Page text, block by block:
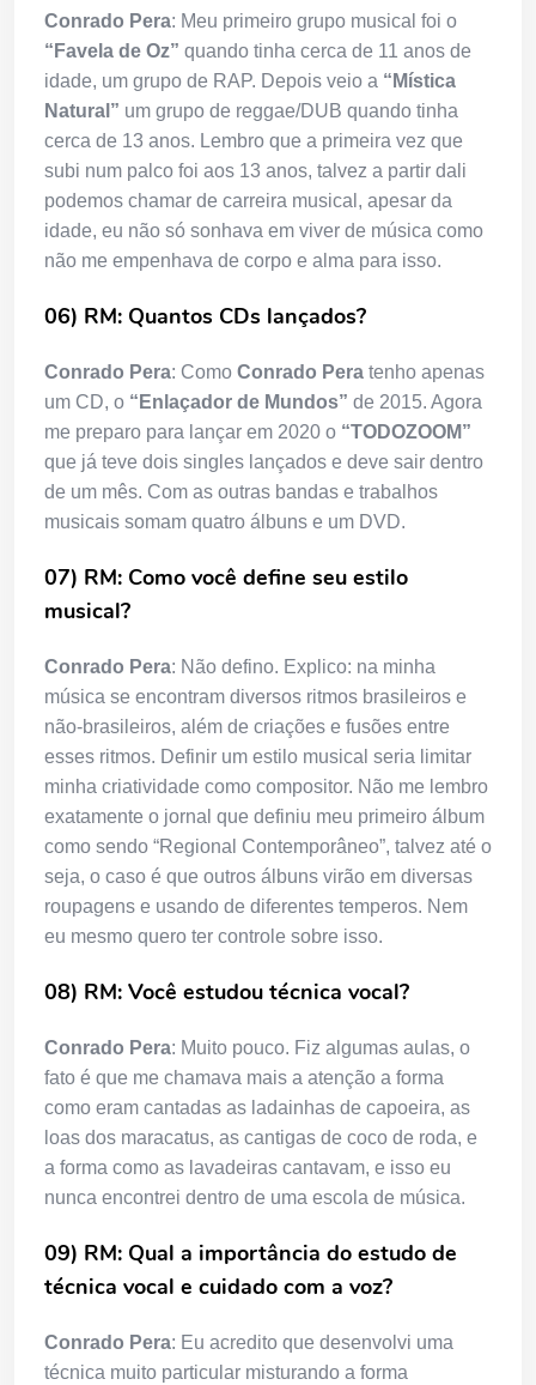
Conrado Pera: Meu primeiro grupo musical foi o
“Favela de Oz” quando tinha cerca de 11 anos de
idade, um grupo de RAP. Depois veio a “Mística
Natural” um grupo de reggae/DUB quando tinha
cerca de 13 anos. Lembro que a primeira vez que
subi num palco foi aos 13 anos, talvez a partir dali
podemos chamar de carreira musical, apesar da
idade, eu não só sonhava em viver de música como
não me empenhava de corpo e alma para isso.
06) RM: Quantos CDs lançados?
Conrado Pera: Como Conrado Pera tenho apenas
um CD, o “Enlaçador de Mundos” de 2015. Agora
me preparo para lançar em 2020 o “TODOZOOM”
que já teve dois singles lançados e deve sair dentro
de um mês. Com as outras bandas e trabalhos
musicais somam quatro álbuns e um DVD.
07) RM: Como você define seu estilo
musical?
Conrado Pera: Não defino. Explico: na minha
música se encontram diversos ritmos brasileiros e
não-brasileiros, além de criações e fusões entre
esses ritmos. Definir um estilo musical seria limitar
minha criatividade como compositor. Não me lembro
exatamente o jornal que definiu meu primeiro álbum
como sendo “Regional Contemporâneo”, talvez até o
seja, o caso é que outros álbuns virão em diversas
roupagens e usando de diferentes temperos. Nem
eu mesmo quero ter controle sobre isso.
08) RM: Você estudou técnica vocal?
Conrado Pera: Muito pouco. Fiz algumas aulas, o
fato é que me chamava mais a atenção a forma
como eram cantadas as ladainhas de capoeira, as
loas dos maracatus, as cantigas de coco de roda, e
a forma como as lavadeiras cantavam, e isso eu
nunca encontrei dentro de uma escola de música.
09) RM: Qual a importância do estudo de
técnica vocal e cuidado com a voz?
Conrado Pera: Eu acredito que desenvolvi uma
técnica muito particular misturando a forma